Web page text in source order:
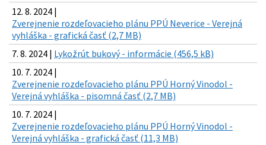
12. 8. 2024 |
Zverejnenie rozdeľovacieho plánu PPÚ Neverice - Verejná
vyhláška - grafická časť (2,7 MB)
7. 8. 2024 | Lykožrút bukový - informácie (456,5 kB)
10. 7. 2024 |
Zverejnenie rozdeľovacieho plánu PPÚ Horný Vinodol -
Verejná vyhláška - pisomná časť (2,7 MB)
10. 7. 2024 |
Zverejnenie rozdeľovacieho plánu PPÚ Horný Vinodol -
Verejná vyhláška - grafická časť (11,3 MB)